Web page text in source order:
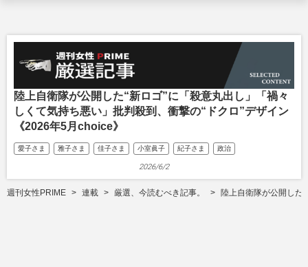
陸上自衛隊が公開した“新ロゴ”に「殺意丸出し」「禍々
しくて気持ち悪い」批判殺到、衝撃の“ドクロ”デザイン
《2026年5月choice》
愛子さま 雅子さま 佳子さま 小室眞子 紀子さま 政治
2026/6/2
週刊女性PRIME 連載 厳選、今読むべき記事。 陸上自衛隊が公開した